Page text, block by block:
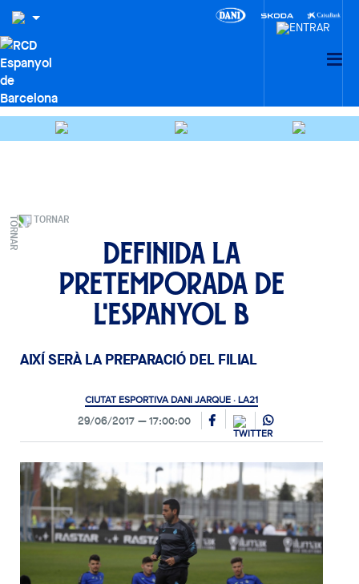
TORNAR
Definida la
pretemporada de
l'Espanyol B
AIXÍ SERÀ LA PREPARACIÓ DEL FILIAL
CIUTAT ESPORTIVA DANI JARQUE · LA21
29/06/2017 17:00:00